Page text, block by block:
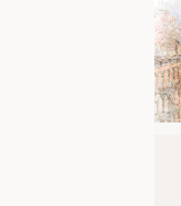
KRÜGER
PRAKTIKA &
DAUNENCHECK